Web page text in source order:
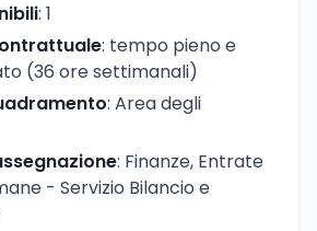
: 1
: tempo pieno e
(36 ore settimanali)
: Area degli
: Finanze, Entrate
- Servizio Bilancio e